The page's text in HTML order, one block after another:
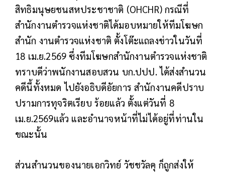
สิทธิมนุษยชนสหประชาชาติ (OHCHR) กรณีที่
สำนักงานตำรวจแห่งชาติได้มอบหมายให้ทีมโฆษก
สำนัก งานตำรวจแห่งชาติ ตั้งโต๊ะแถลงข่าวในวันที่
18 เม.ย.2569 ซึ่งทีมโฆษกสำนักงานตำรวจแห่งชาติ
ทราบดีว่าพนักงานสอบสวน บก.ปปป. ได้ส่งสำนวน
คดีนี้ทั้งหมด ไปยังอธิบดีอัยการ สำนักงานคดีปราบ
ปรามการทุจริตเรียบ ร้อยแล้ว ตั้งแต่วันที่ 8
เม.ย.2569แล้ว และอำนาจหน้าที่ไม่ได้อยู่ที่ท่านใน
ขณะนั้น
ส่วนสำนวนของนายเอกวิทย์ วัชชวัลคุ ก็ถูกส่งให้